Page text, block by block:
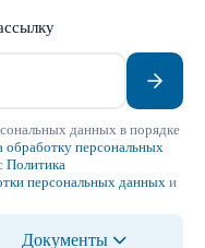
данных в порядке
обработку персональных
Политика
персональных данных и
Документы